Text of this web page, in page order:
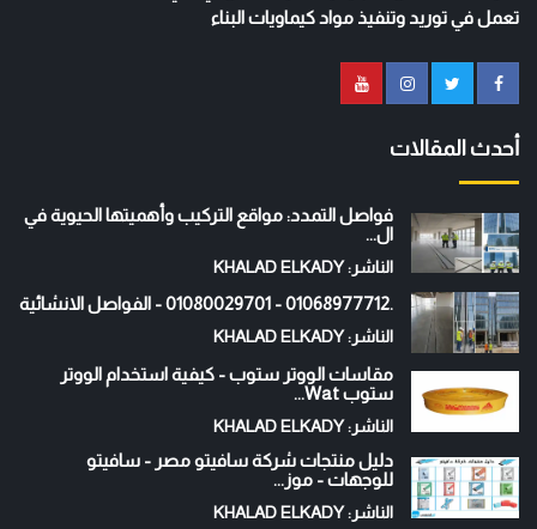
تعمل في توريد وتنفيذ مواد كيماويات البناء
أحدث المقالات
فواصل التمدد: مواقع التركيب وأهميتها الحيوية في
ال...
الناشر: KHALAD ELKADY
.01068977712 - 01080029701 - الفواصل الانشائية
الناشر: KHALAD ELKADY
مقاسات الووتر ستوب - كيفية استخدام الووتر
ستوب Wat...
الناشر: KHALAD ELKADY
دليل منتجات شركة سافيتو مصر - سافيتو
للوجهات - موز...
الناشر: KHALAD ELKADY